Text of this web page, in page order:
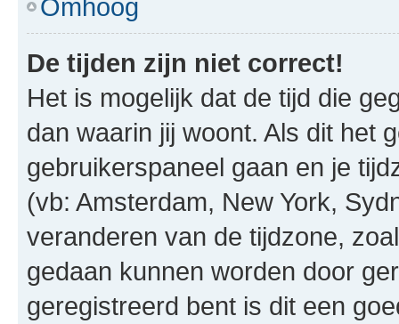
Omhoog
De tijden zijn niet correct!
Het is mogelijk dat de tijd die
dan waarin jij woont. Als dit het
gebruikerspaneel gaan en je
(vb: Amsterdam, New York,
veranderen van de tijdzone,
gedaan kunnen worden door
geregistreerd bent is dit een